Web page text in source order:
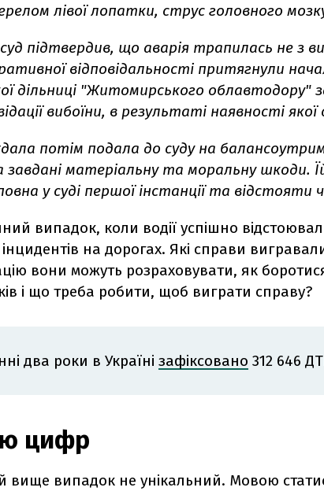
лівої лопатки, струс головного
підтвердив, що аварія трапилась не з
відповідальності притягнули
дільниці "Житомирського облавтодору"
вибоїни, в результаті наявності
потім подала до суду на
матеріальну та моральну шкоди.
у суді першої інстанції та відстояти
випадок, коли водії успішно
на дорогах. Які справи
вони можуть розраховувати, як
і що треба робити, щоб виграти справу?
два роки в Україні зафіксовано 312 646
цифр
вище випадок не унікальний. Мовою